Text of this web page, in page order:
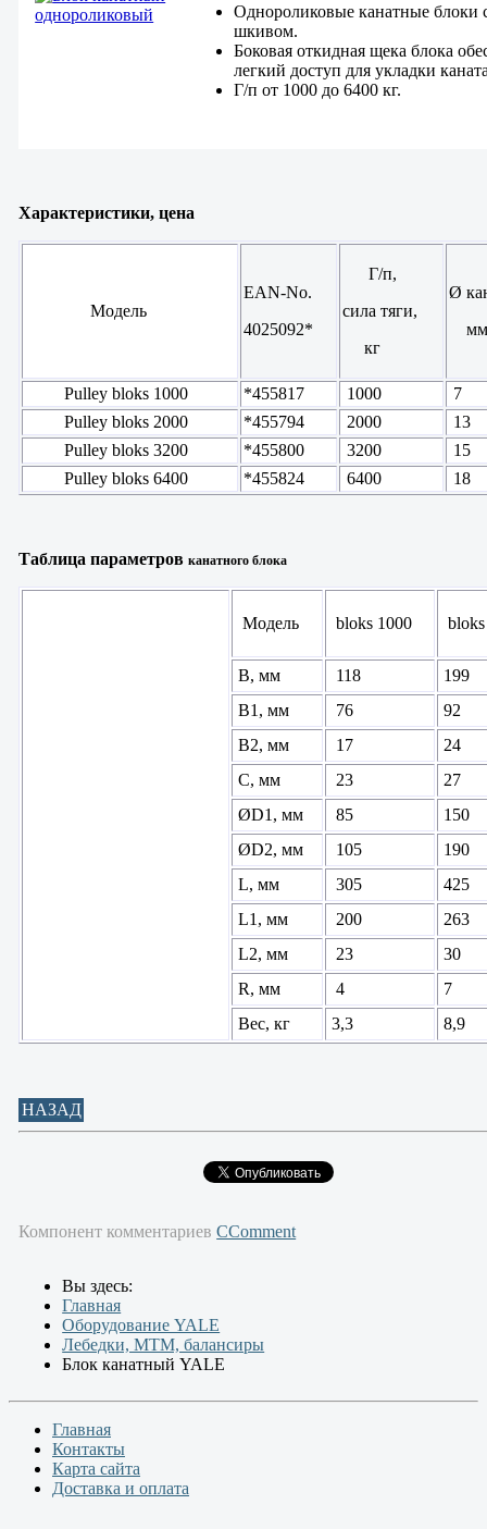
Однороликовые канатные блоки
шкивом.
Боковая откидная щека блока
легкий доступ для укладки
Г/п от 1000 до 6400 кг.
Характеристики, цена
Модель
EAN-No.
4025092*
Г/п,
сила тяги,
кг
Ø
Pulley bloks 1000 *455817 1000
7
Pulley bloks 2000
*455794 2000
13
Pulley bloks 3200
*455800 3200
15
Pulley bloks 6400
*455824 6400 18
Таблица параметровканатного блока
Модель bloks 1000
B, мм 118
199
B1, мм
76
92
B2, мм
17
24
С, мм
23
27
ØD1, мм
85
150
ØD2, мм
105
190
L, мм
305
425
L1, мм
200
263
L2, мм
23
30
R, мм
4
7
Вес, кг
3,3 8,9
НАЗАД
Компонент комментариевCComment
Вы здесь:
Главная
Оборудование YALE
Лебедки, МТМ, балансиры
Блок канатный YALE
Главная
Контакты
Карта сайта
Доставка и оплата